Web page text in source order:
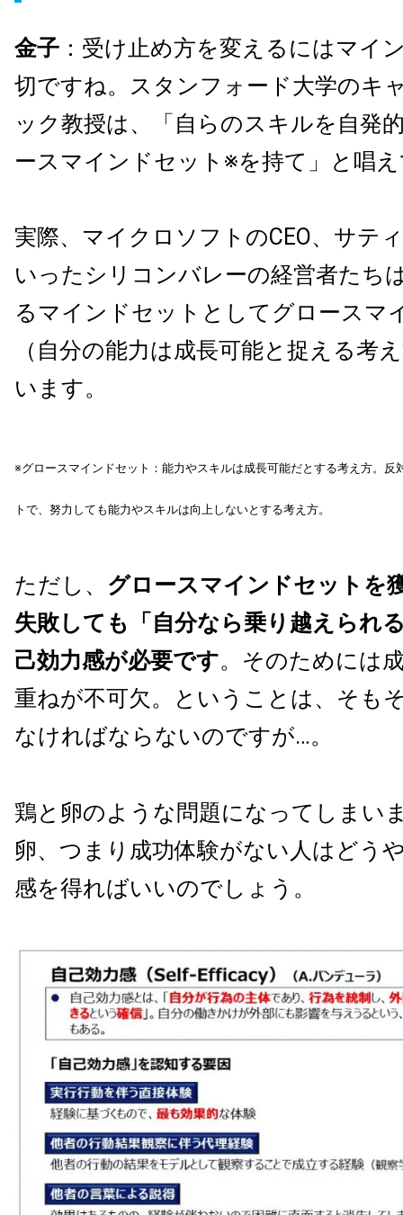
金子 ：受け止め方を変えるにはマイ
切ですね。スタンフォード大学のキ
ック教授は、「自らのスキルを自発
ースマインドセット※を持て」と唱
実際、マイクロソフトのCEO、サテ
いったシリコンバレーの経営者たち
るマインドセットとしてグロースマ
（自分の能力は成長可能と捉える考
います。
※グロースマインドセット：能力やスキルは成長可能だとする考え方。反
トで、努力しても能力やスキルは向上しないとする考え方。
ただし、 グロースマインドセットを
失敗しても「自分なら乗り越えられ
己効力感が必要です。そのためには
重ねが不可欠。ということは、そも
なければならないのですが…。
鶏と卵のような問題になってしまい
卵、つまり成功体験がない人はどう
感を得ればいいのでしょう。